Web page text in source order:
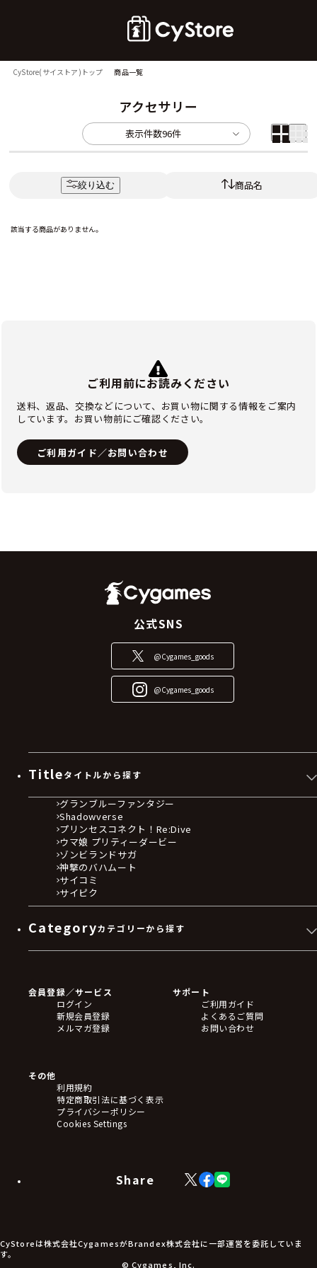
CyStore(サイストア)トップ 商品一覧
アクセサリー
表示件数96件
絞り込む 商品名
該当する商品がありません。
ご利用前にお読みください
送料、返品、交換などについて、お買い物に関する情報をご案内
しています。お買い物前にご確認ください。
ご利用ガイド／お問い合わせ
公式SNS
@Cygames_goods
@Cygames_goods
Titleタイトルから探す
グランブルーファンタジー
Shadowverse
プリンセスコネクト！Re:Dive
ウマ娘 プリティーダービー
ゾンビランドサガ
神撃のバハムート
サイコミ
サイピク
Categoryカテゴリーから探す
フィギュア
アクリルスタンド
バッジ
キーホルダー・ストラップ
ステッカー・シール・カード
タペストリー・ポスター
アームサポーター
ブレードホルダー
食品・飲料品
アパレル小物
アクセサリー
会員登録／サービス
ログイン
新規会員登録
メルマガ登録
サポート
ご利用ガイド
よくあるご質問
お問い合わせ
その他
利用規約
特定商取引法に基づく表示
プライバシーポリシー
Cookies Settings
Share
X
(Twitter)
Facebook
LINE
CyStoreは株式会社CygamesがBrandex株式会社に一部運営を委託していま
す。
© Cygames, Inc.